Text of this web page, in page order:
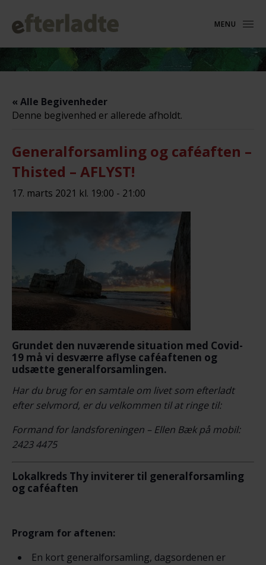
MENU
« Alle Begivenheder
Denne begivenhed er allerede afholdt.
Generalforsamling og caféaften –
Thisted – AFLYST!
17. marts 2021 kl. 19:00 - 21:00
Grundet den nuværende situation med Covid-
19 må vi desværre aflyse caféaftenen og
udsætte generalforsamlingen.
Har du brug for en samtale om livet som efterladt
efter selvmord, er du velkommen til at ringe til:
Formand for landsforeningen – Ellen Bæk på mobil:
2423 4475
Lokalkreds Thy inviterer til generalforsamling
og caféaften
Program for aftenen:
En kort generalforsamling, dagsordenen er